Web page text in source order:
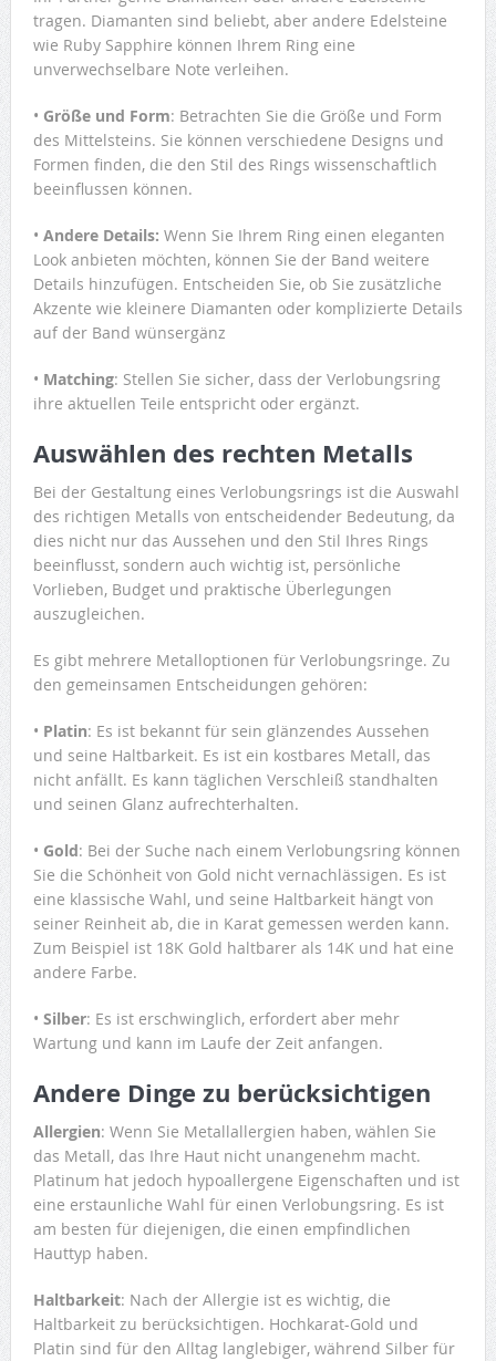
tragen. Diamanten sind beliebt, aber andere Edelsteine
wie Ruby Sapphire können Ihrem Ring eine
unverwechselbare Note verleihen.
• Größe und Form: Betrachten Sie die Größe und Form
des Mittelsteins. Sie können verschiedene Designs und
Formen finden, die den Stil des Rings wissenschaftlich
beeinflussen können.
• Andere Details: Wenn Sie Ihrem Ring einen eleganten
Look anbieten möchten, können Sie der Band weitere
Details hinzufügen. Entscheiden Sie, ob Sie zusätzliche
Akzente wie kleinere Diamanten oder komplizierte Details
auf der Band wünsergänz
• Matching: Stellen Sie sicher, dass der Verlobungsring
ihre aktuellen Teile entspricht oder ergänzt.
Auswählen des rechten Metalls
Bei der Gestaltung eines Verlobungsrings ist die Auswahl
des richtigen Metalls von entscheidender Bedeutung, da
dies nicht nur das Aussehen und den Stil Ihres Rings
beeinflusst, sondern auch wichtig ist, persönliche
Vorlieben, Budget und praktische Überlegungen
auszugleichen.
Es gibt mehrere Metalloptionen für Verlobungsringe. Zu
den gemeinsamen Entscheidungen gehören:
• Platin: Es ist bekannt für sein glänzendes Aussehen
und seine Haltbarkeit. Es ist ein kostbares Metall, das
nicht anfällt. Es kann täglichen Verschleiß standhalten
und seinen Glanz aufrechterhalten.
• Gold: Bei der Suche nach einem Verlobungsring können
Sie die Schönheit von Gold nicht vernachlässigen. Es ist
eine klassische Wahl, und seine Haltbarkeit hängt von
seiner Reinheit ab, die in Karat gemessen werden kann.
Zum Beispiel ist 18K Gold haltbarer als 14K und hat eine
andere Farbe.
• Silber: Es ist erschwinglich, erfordert aber mehr
Wartung und kann im Laufe der Zeit anfangen.
Andere Dinge zu berücksichtigen
Allergien: Wenn Sie Metallallergien haben, wählen Sie
das Metall, das Ihre Haut nicht unangenehm macht.
Platinum hat jedoch hypoallergene Eigenschaften und ist
eine erstaunliche Wahl für einen Verlobungsring. Es ist
am besten für diejenigen, die einen empfindlichen
Hauttyp haben.
Haltbarkeit: Nach der Allergie ist es wichtig, die
Haltbarkeit zu berücksichtigen. Hochkarat-Gold und
Platin sind für den Alltag langlebiger, während Silber für